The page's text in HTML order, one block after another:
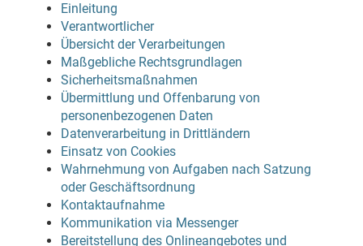
Einleitung
Verantwortlicher
Übersicht der Verarbeitungen
Maßgebliche Rechtsgrundlagen
Sicherheitsmaßnahmen
Übermittlung und Offenbarung von
personenbezogenen Daten
Datenverarbeitung in Drittländern
Einsatz von Cookies
Wahrnehmung von Aufgaben nach Satzung
oder Geschäftsordnung
Kontaktaufnahme
Kommunikation via Messenger
Bereitstellung des Onlineangebotes und